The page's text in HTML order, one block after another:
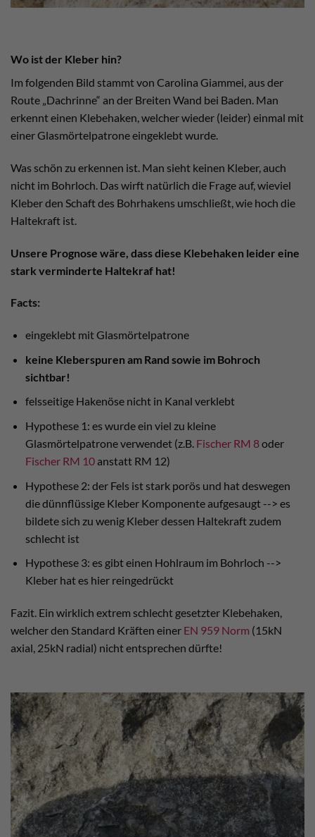
Wo ist der Kleber hin?
Im folgenden Bild stammt von Carolina Giammei, aus der
Route „Dachrinne“ an der Breiten Wand bei Baden. Man
erkennt einen Klebehaken, welcher wieder (leider) einmal mit
einer Glasmörtelpatrone eingeklebt wurde.
Was schön zu erkennen ist. Man sieht keinen Kleber, auch
nicht im Bohrloch. Das wirft natürlich die Frage auf, wieviel
Kleber den Schaft des Bohrhakens umschließt, wie hoch die
Haltekraft ist.
Unsere Prognose wäre, dass diese Klebehaken leider eine
stark verminderte Haltekraf hat!
Facts:
eingeklebt mit Glasmörtelpatrone
keine Kleberspuren am Rand sowie im Bohroch
sichtbar!
felsseitige Hakenöse nicht in Kanal verklebt
Hypothese 1: es wurde ein viel zu kleine
Glasmörtelpatrone verwendet (z.B. Fischer RM 8oder
Fischer RM 10anstatt RM 12)
Hypothese 2: der Fels ist stark porös und hat deswegen
die dünnflüssige Kleber Komponente aufgesaugt --> es
bildete sich zu wenig Kleber dessen Haltekraft zudem
schlecht ist
Hypothese 3: es gibt einen Hohlraum im Bohrloch -->
Kleber hat es hier reingedrückt
Fazit. Ein wirklich extrem schlecht gesetzter Klebehaken,
welcher den Standard Kräften einer EN 959 Norm (15kN
axial, 25kN radial) nicht entsprechen dürfte!